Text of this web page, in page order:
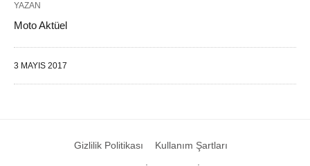
YAZAN
Moto Aktüel
3 MAYIS 2017
Gizlilik Politikası Kullanım Şartları